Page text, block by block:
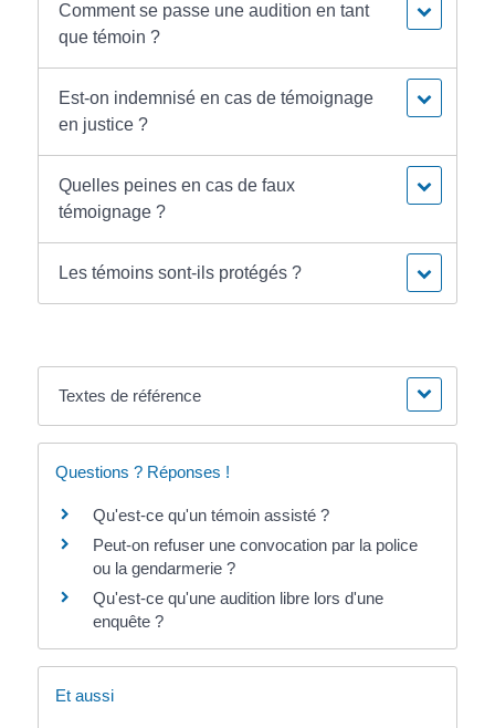
Comment se passe une audition en tant
que témoin ?
Est-on indemnisé en cas de témoignage
en justice ?
Quelles peines en cas de faux
témoignage ?
Les témoins sont-ils protégés ?
Textes de référence
Questions ? Réponses !
Qu'est-ce qu'un témoin assisté ?
Peut-on refuser une convocation par la police
ou la gendarmerie ?
Qu'est-ce qu'une audition libre lors d'une
enquête ?
Et aussi